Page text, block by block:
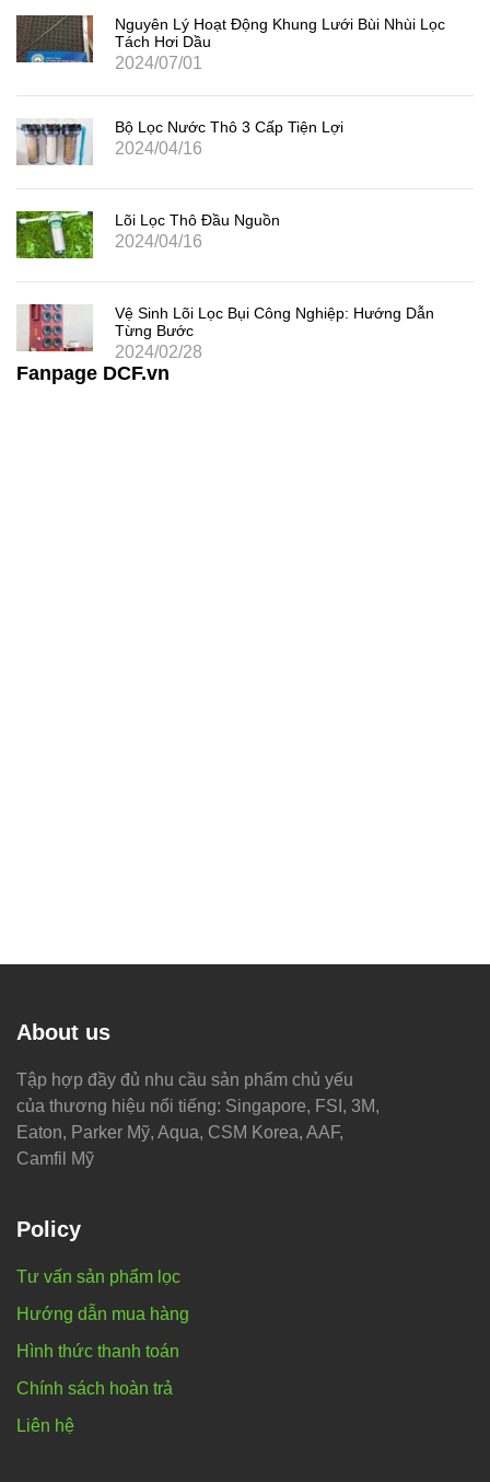
Nguyên Lý Hoạt Động Khung Lưới Bùi Nhùi Lọc
Tách Hơi Dầu
2024/07/01
Bộ Lọc Nước Thô 3 Cấp Tiện Lợi
2024/04/16
Lõi Lọc Thô Đầu Nguồn
2024/04/16
Vệ Sinh Lõi Lọc Bụi Công Nghiệp: Hướng Dẫn
Từng Bước
2024/02/28
Fanpage DCF.vn
About us
Tập hợp đầy đủ nhu cầu sản phẩm chủ yếu
của thương hiệu nổi tiếng: Singapore, FSI, 3M,
Eaton, Parker Mỹ, Aqua, CSM Korea, AAF,
Camfil Mỹ
Policy
Tư vấn sản phẩm lọc
Hướng dẫn mua hàng
Hình thức thanh toán
Chính sách hoàn trả
Liên hệ